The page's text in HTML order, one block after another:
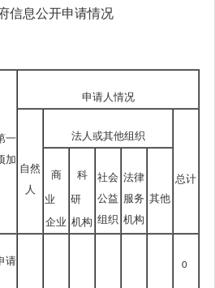
信息公开申请情况
一
加
申请人情况
自然
人
法人或其他组织
总计
商
业
企业
科
研
机构
社会
公益
组织
法律
服务
机构
其他
请
0